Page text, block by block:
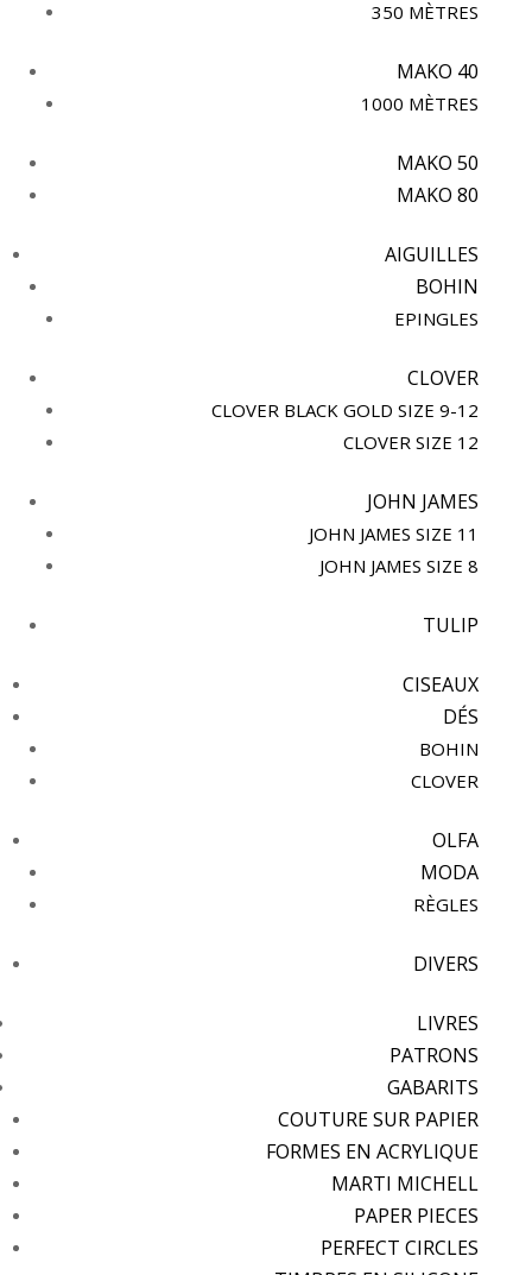
350 MÈTRES
MAKO 40
1000 MÈTRES
MAKO 50
MAKO 80
AIGUILLES
BOHIN
EPINGLES
CLOVER
CLOVER BLACK GOLD SIZE 9-12
CLOVER SIZE 12
JOHN JAMES
JOHN JAMES SIZE 11
JOHN JAMES SIZE 8
TULIP
CISEAUX
DÉS
BOHIN
CLOVER
OLFA
MODA
RÈGLES
DIVERS
LIVRES
PATRONS
GABARITS
COUTURE SUR PAPIER
FORMES EN ACRYLIQUE
MARTI MICHELL
PAPER PIECES
PERFECT CIRCLES